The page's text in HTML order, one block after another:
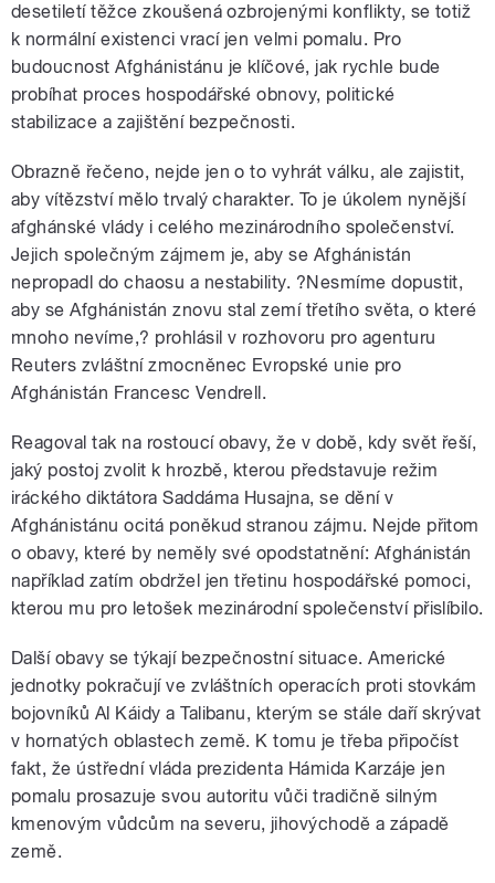
desetiletí těžce zkoušená ozbrojenými konflikty, se totiž
k normální existenci vrací jen velmi pomalu. Pro
budoucnost Afghánistánu je klíčové, jak rychle bude
probíhat proces hospodářské obnovy, politické
stabilizace a zajištění bezpečnosti.
Obrazně řečeno, nejde jen o to vyhrát válku, ale zajistit,
aby vítězství mělo trvalý charakter. To je úkolem nynější
afghánské vlády i celého mezinárodního společenství.
Jejich společným zájmem je, aby se Afghánistán
nepropadl do chaosu a nestability. ?Nesmíme dopustit,
aby se Afghánistán znovu stal zemí třetího světa, o které
mnoho nevíme,? prohlásil v rozhovoru pro agenturu
Reuters zvláštní zmocněnec Evropské unie pro
Afghánistán Francesc Vendrell.
Reagoval tak na rostoucí obavy, že v době, kdy svět řeší,
jaký postoj zvolit k hrozbě, kterou představuje režim
iráckého diktátora Saddáma Husajna, se dění v
Afghánistánu ocitá poněkud stranou zájmu. Nejde přitom
o obavy, které by neměly své opodstatnění: Afghánistán
například zatím obdržel jen třetinu hospodářské pomoci,
kterou mu pro letošek mezinárodní společenství přislíbilo.
Další obavy se týkají bezpečnostní situace. Americké
jednotky pokračují ve zvláštních operacích proti stovkám
bojovníků Al Káidy a Talibanu, kterým se stále daří skrývat
v hornatých oblastech země. K tomu je třeba připočíst
fakt, že ústřední vláda prezidenta Hámida Karzáje jen
pomalu prosazuje svou autoritu vůči tradičně silným
kmenovým vůdcům na severu, jihovýchodě a západě
země.